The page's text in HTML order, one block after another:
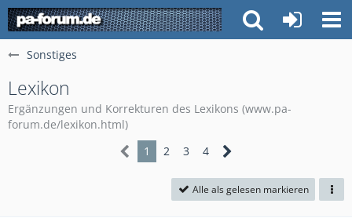
Sonstiges
Lexikon
Ergänzungen und Korrekturen des Lexikons (www.pa-
forum.de/lexikon.html)
1
2 3 4
Alle als gelesen markieren